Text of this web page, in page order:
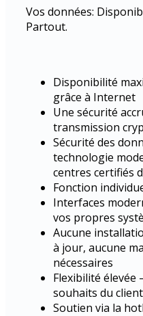
Vos données:
Partout.
Disponibilité
grâce à Internet
Une sécurité
transmission
Sécurité des
technologie
centres certifiés
Fonction
Interfaces
vos propres
Aucune
à jour, aucune
nécessaires
Flexibilité élevée
souhaits du client
Soutien via la